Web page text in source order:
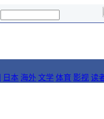
日本 海外 文学 体育 影视 读